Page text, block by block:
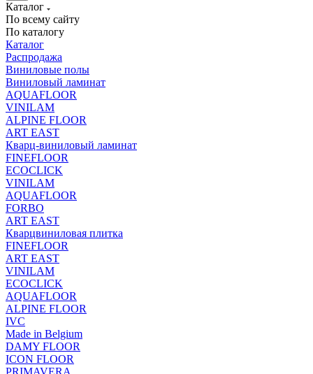
Каталог
По всему сайту
По каталогу
Каталог
Распродажа
Виниловые полы
Виниловый ламинат
AQUAFLOOR
VINILAM
ALPINE FLOOR
ART EAST
Кварц-виниловый ламинат
FINEFLOOR
ECOCLICK
VINILAM
AQUAFLOOR
FORBO
ART EAST
Кварцвиниловая плитка
FINEFLOOR
ART EAST
VINILAM
ECOCLICK
AQUAFLOOR
ALPINE FLOOR
IVC
Made in Belgium
DAMY FLOOR
ICON FLOOR
PRIMAVERA